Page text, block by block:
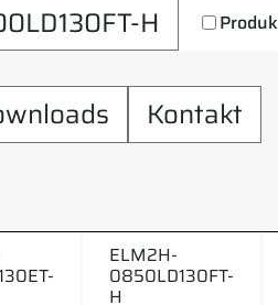
H
Kontakt
ELM2H-
0850LD130FT-
H